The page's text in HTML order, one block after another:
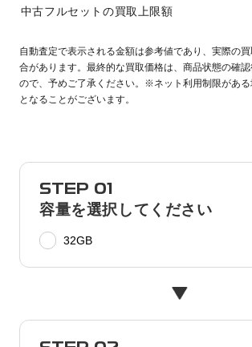
中古フルセットの買取上限額
自動査定で表示される金額は参考値であり、実際の
合があります。最終的な買取価格は、商品状態の確
ので、予めご了承ください。※ネット利用制限がある
となることがございます。
STEP 01
容量を選択してください
32GB